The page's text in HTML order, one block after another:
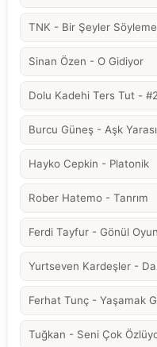
TNK - Bir Şeyler
Sinan Özen - O Gidiyor
Dolu Kadehi Ters Tut -
Burcu Güneş - Aşk Yarası
Hayko Cepkin - Platonik
Rober Hatemo - Tanrım
Ferdi Tayfur - Gönül
Yurtseven Kardeşler -
Ferhat Tunç - Yaşamak
Tuğkan - Seni Çok